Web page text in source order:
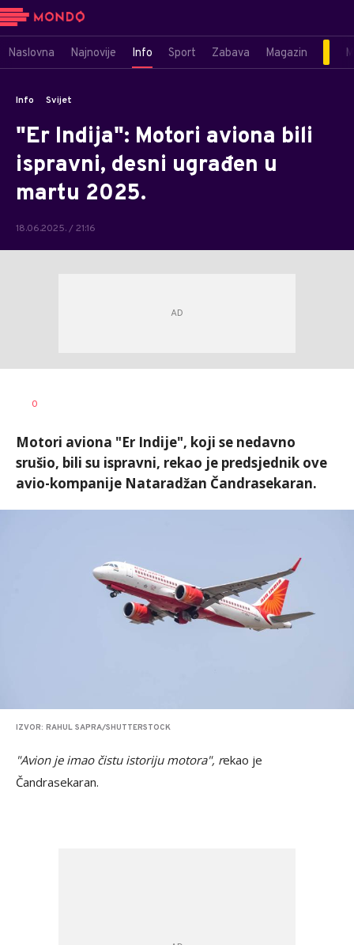
Naslovna Najnovije Info Sport Zabava Magazin
Info Svijet
"Er Indija": Motori aviona bili
ispravni, desni ugrađen u
martu 2025.
18.06.2025. / 21:16
AUTOR
0
Motori aviona "Er Indije", koji se nedavno
srušio, bili su ispravni, rekao je predsjednik ove
avio-kompanije Nataradžan Čandrasekaran.
IZVOR: RAHUL SAPRA/SHUTTERSTOCK
"Avion je imao čistu istoriju motora", rekao je
Čandrasekaran.